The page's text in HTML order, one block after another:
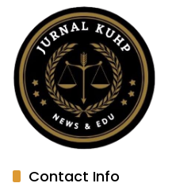
Contact Info